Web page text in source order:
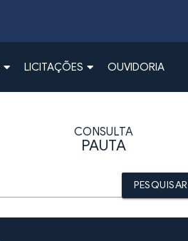
LICITAÇÕES OUVIDORIA
CONSULTA
PAUTA
PESQUISAR